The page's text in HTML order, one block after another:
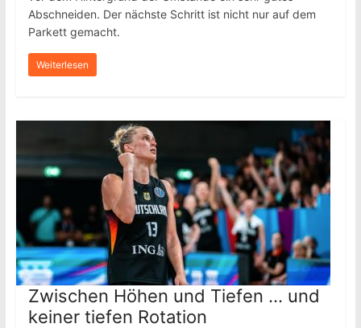
Abschneiden. Der nächste Schritt ist nicht nur auf dem
Parkett gemacht.
Weiterlesen
Zwischen Höhen und Tiefen … und
keiner tiefen Rotation